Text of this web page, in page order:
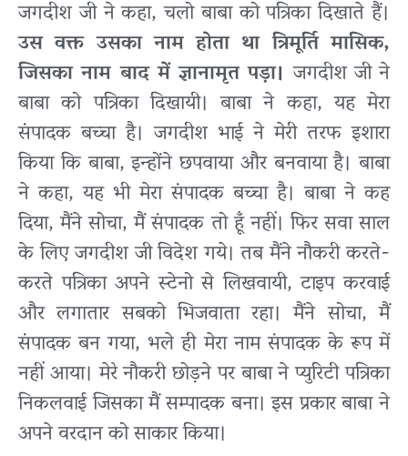
जगदीश जी ने कहा, चलो बाबा को पत्रिका दिखाते हैं।
उस वक्त उसका नाम होता था त्रिमूर्ति मासिक,
जिसका नाम बाद में ज्ञानामृत पड़ा। जगदीश जी ने
बाबा को पत्रिका दिखायी। बाबा ने कहा, यह मेरा
संपादक बच्चा है। जगदीश भाई ने मेरी तरफ इशारा
किया कि बाबा, इन्होंने छपवाया और बनवाया है। बाबा
ने कहा, यह भी मेरा संपादक बच्चा है। बाबा ने कह
दिया, मैंने सोचा, मैं संपादक तो हूँ नहीं। फिर सवा साल
के लिए जगदीश जी विदेश गये। तब मैंने नौकरी करते-
करते पत्रिका अपने स्टेनो से लिखवायी, टाइप करवाई
और लगातार सबको भिजवाता रहा। मैंने सोचा, मैं
संपादक बन गया, भले ही मेरा नाम संपादक के रूप में
नहीं आया। मेरे नौकरी छोड़ने पर बाबा ने प्युरिटी पत्रिका
निकलवाई जिसका मैं सम्पादक बना। इस प्रकार बाबा ने
अपने वरदान को साकार किया।